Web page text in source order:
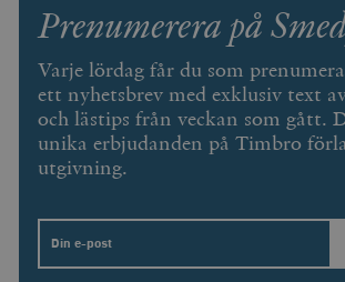
Prenumerera på
Varje lördag får du som
ett nyhetsbrev med exklusiv text
och lästips från veckan som gått.
unika erbjudanden på Timbro
utgivning.
Email